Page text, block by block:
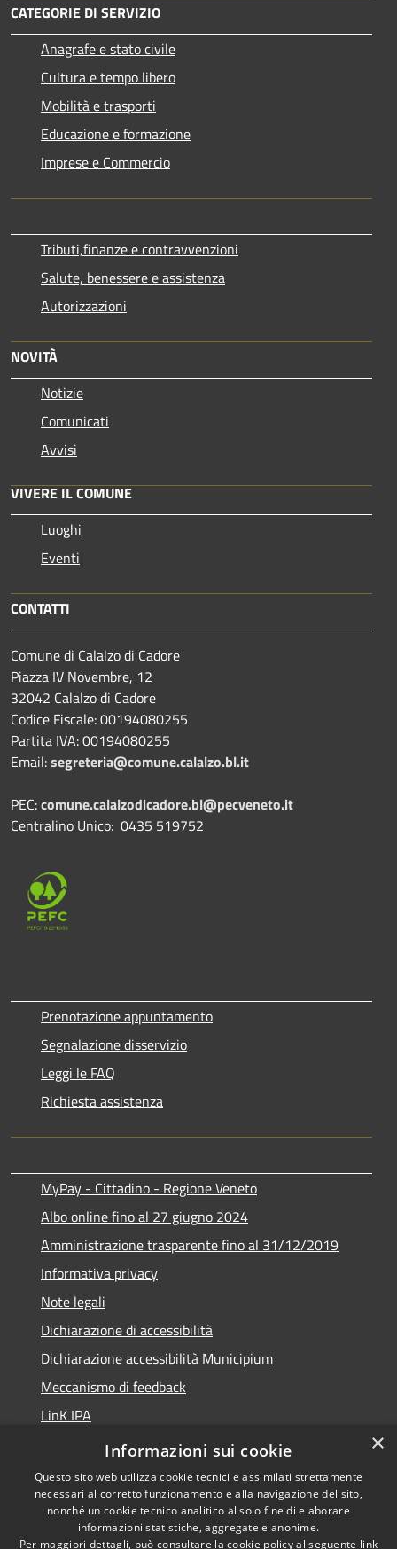
CATEGORIE DI SERVIZIO
Anagrafe e stato civile
Cultura e tempo libero
Mobilità e trasporti
Educazione e formazione
Imprese e Commercio
Tributi,finanze e contravvenzioni
Salute, benessere e assistenza
Autorizzazioni
NOVITÀ
Notizie
Comunicati
Avvisi
VIVERE IL COMUNE
Luoghi
Eventi
CONTATTI
Comune di Calalzo di Cadore
Piazza IV Novembre, 12
32042 Calalzo di Cadore
Codice Fiscale: 00194080255
Partita IVA: 00194080255
Email:segreteria@comune.calalzo.bl.it
PEC:comune.calalzodicadore.bl@pecveneto.it
Centralino Unico: 0435 519752
Prenotazione appuntamento
Segnalazione disservizio
Leggi le FAQ
Richiesta assistenza
MyPay - Cittadino - Regione Veneto
Albo online fino al 27 giugno 2024
Amministrazione trasparente fino al 31/12/2019
Informativa privacy
Note legali
Dichiarazione di accessibilità
Dichiarazione accessibilità Municipium
Meccanismo di feedback
LinK IPA
Social media policy
Copyright © 2026 • Comune di
×
Informazioni sui cookie
Questo sito web utilizza cookie tecnici e assimilati strettamente
necessari al corretto funzionamento e alla navigazione del sito,
nonché un cookie tecnico analitico al solo fine di elaborare
informazioni statistiche, aggregate e anonime.
Per maggiori dettagli, può consultare la cookie policy al seguente link